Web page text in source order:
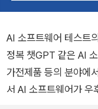
AI 소프트웨어 테스트
정복 챗GPT 같은 AI 소프트웨어가 핫한 시대다. 자율주행, 로봇,
가전제품 등의 분야에
서 AI 소프트웨어가 우